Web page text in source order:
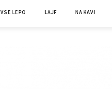
VSE LEPO LAJF NA KAVI